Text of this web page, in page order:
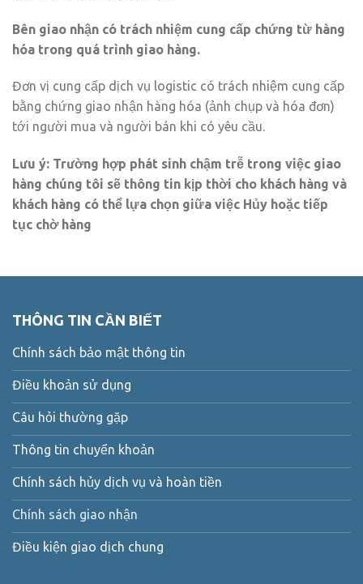
Bên giao nhận có trách nhiệm cung cấp chứng từ hàng
hóa trong quá trình giao hàng.
Đơn vị cung cấp dịch vụ logistic có trách nhiệm cung cấp
bằng chứng giao nhận hàng hóa (ảnh chụp và hóa đơn)
tới người mua và người bán khi có yêu cầu.
Lưu ý: Trường hợp phát sinh chậm trễ trong việc giao
hàng chúng tôi sẽ thông tin kịp thời cho khách hàng và
khách hàng có thể lựa chọn giữa việc Hủy hoặc tiếp
tục chờ hàng
THÔNG TIN CẦN BIẾT
Chính sách bảo mật thông tin
Điều khoản sử dụng
Câu hỏi thường gặp
Thông tin chuyển khoản
Chính sách hủy dịch vụ và hoàn tiền
Chính sách giao nhận
Điều kiện giao dịch chung